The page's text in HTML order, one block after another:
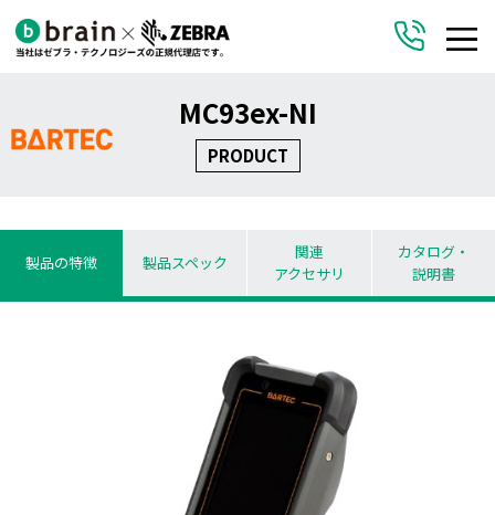
MC93ex-NI
PRODUCT
製品の特徴 製品スペック
関連
アクセサリ
カタログ・
説明書